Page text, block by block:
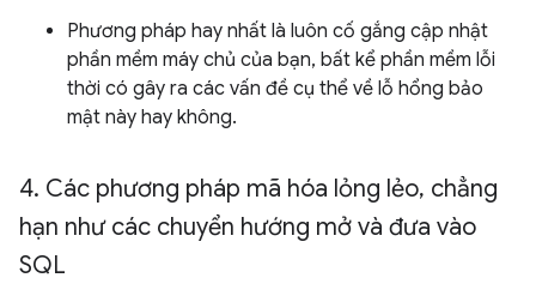
Phương pháp hay nhất là luôn cố gắng cập nhật
phần mềm máy chủ của bạn, bất kể phần mềm lỗi
thời có gây ra các vấn đề cụ thể về lỗ hổng bảo
mật này hay không.
4. Các phương pháp mã hóa lỏng lẻo, chẳng
hạn như các chuyển hướng mở và đưa vào
SQL